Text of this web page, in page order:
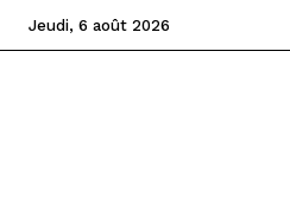
Jeudi, 6 août 2026